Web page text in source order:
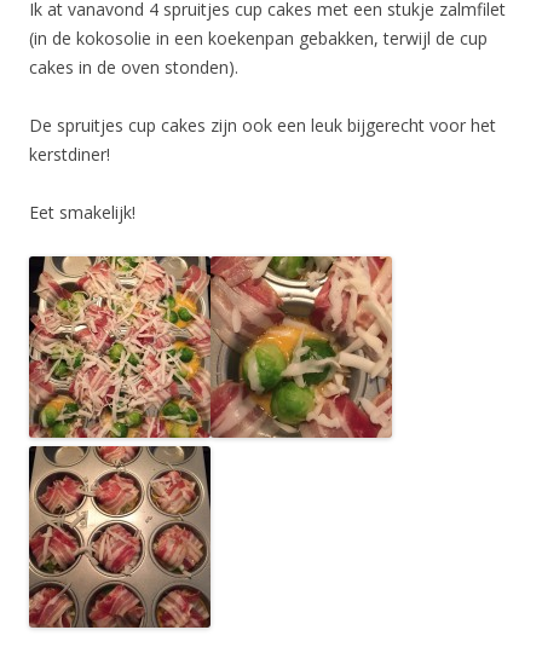
Ik at vanavond 4 spruitjes cup cakes met een stukje zalmfilet
(in de kokosolie in een koekenpan gebakken, terwijl de cup
cakes in de oven stonden).
De spruitjes cup cakes zijn ook een leuk bijgerecht voor het
kerstdiner!
Eet smakelijk!